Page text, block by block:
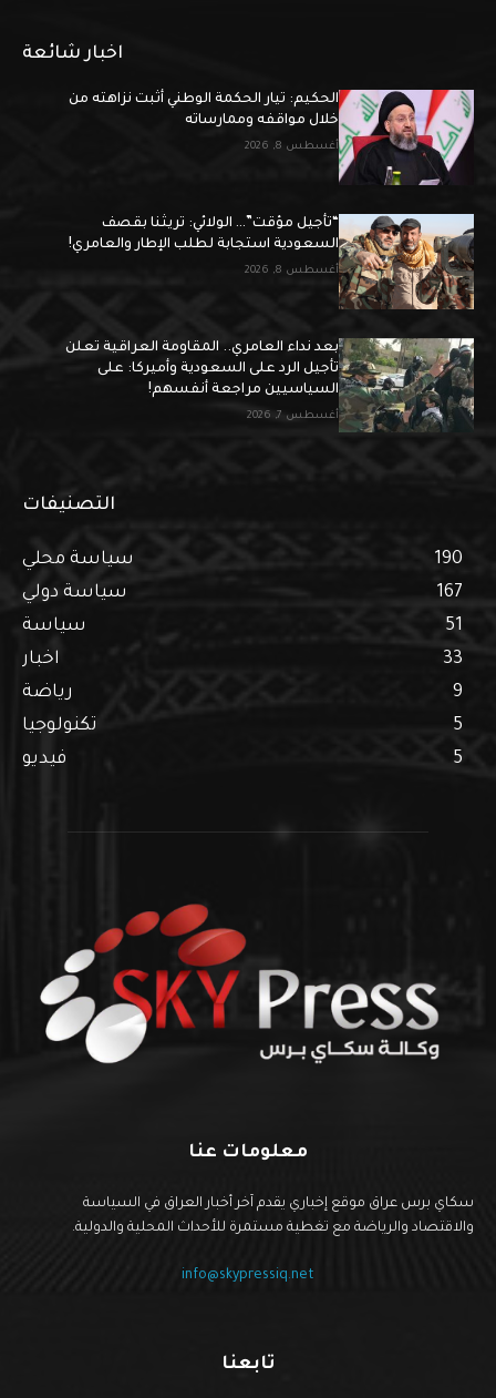
اخبار شائعة
الحكيم: تيار الحكمة الوطني أثبت نزاهته من
خلال مواقفه وممارساته
أغسطس 8, 2026
“تأجيل مؤقت”… الولائي: تريثنا بقصف
السعودية استجابة لطلب الإطار والعامري!
أغسطس 8, 2026
بعد نداء العامري.. المقاومة العراقية تعلن
تأجيل الرد على السعودية وأميركا: على
السياسيين مراجعة أنفسهم!
أغسطس 7, 2026
التصنيفات
سياسة محلي
190
سياسة دولي
167
سياسة
51
اخبار
33
رياضة
9
تكنولوجيا
5
فيديو
5
معلومات عنا
سكاي برس عراق موقع إخباري يقدم آخر أخبار العراق في السياسة
والاقتصاد والرياضة مع تغطية مستمرة للأحداث المحلية والدولية.
info@skypressiq.net
تابعنا